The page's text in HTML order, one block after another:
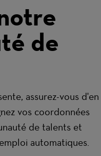
de
assurez-vous d'en
vos coordonnées
de talents et
automatiques.